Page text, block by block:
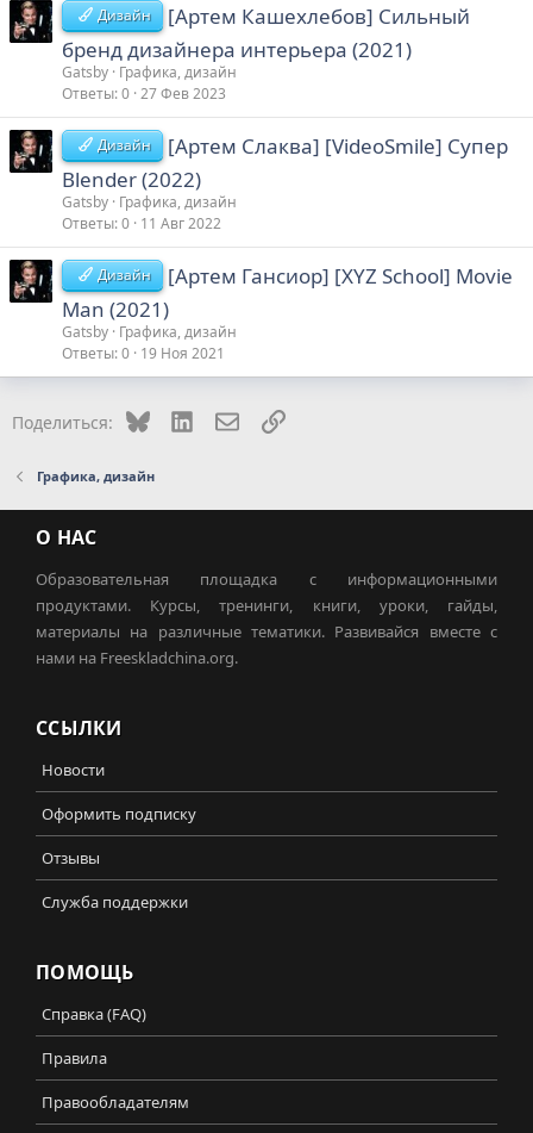
Дизайн
[Артем Кашехлебов] Сильный
бренд дизайнера интерьера (2021)
Gatsby Графика, дизайн
Ответы 0 27 Фев 2023
Дизайн
[Артем Слаква] [VideoSmile] Супер
Blender (2022)
Gatsby Графика, дизайн
Ответы 0 11 Авг 2022
Дизайн
[Артем Гансиор] [XYZ School] Movie
Man (2021)
Gatsby Графика, дизайн
Ответы 0 19 Ноя 2021
Поделиться: Bluesky LinkedInЭлектронная почта
Ссылка
Графика, дизайн
О НАС
Образовательная площадка с информационными
продуктами. Курсы, тренинги, книги, уроки, гайды,
материалы на различные тематики. Развивайся вместе с
нами на Freeskladchina.org.
ССЫЛКИ
Новости
Оформить подписку
Отзывы
Служба поддержки
ПОМОЩЬ
Справка (FAQ)
Правила
Правообладателям